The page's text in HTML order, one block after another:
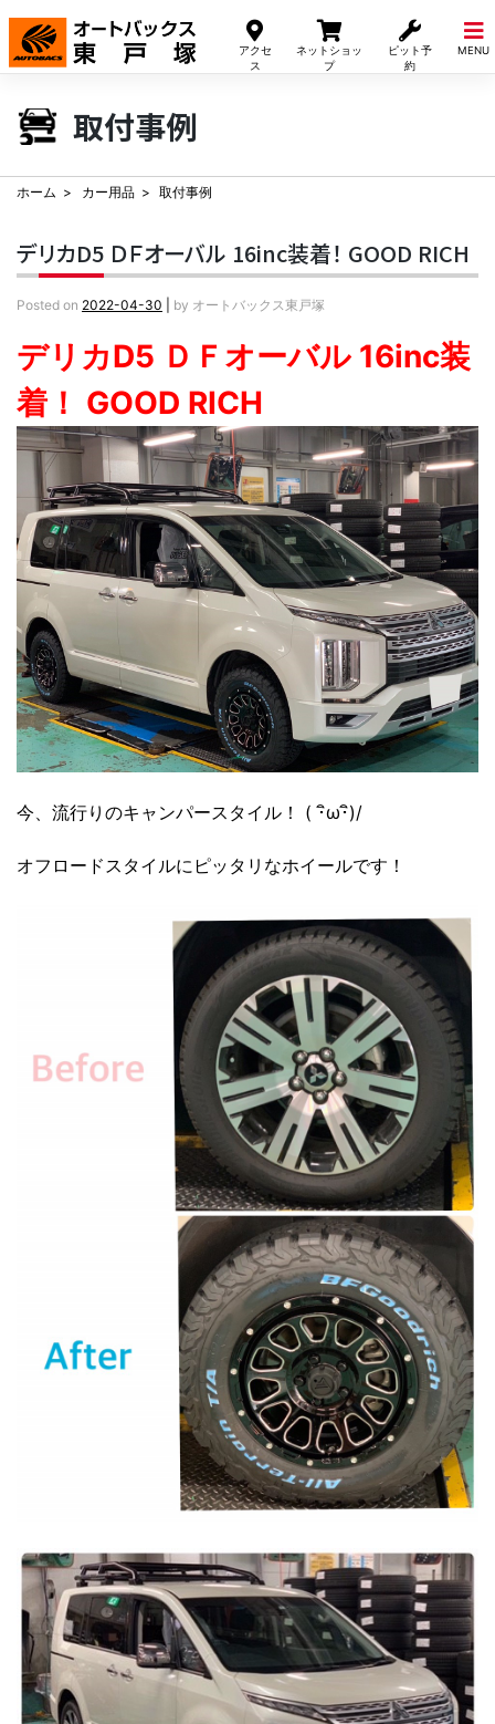
アクセ
ス
ネットショッ
プ
ピット予
約
MENU
Skip
content
取付事例
ホーム カー用品 取付事例
デリカD5 ＤＦオーバル 16inc装着！ GOOD RICH
Posted on 2022-04-30 by オートバックス東戸塚
デリカD5 ＤＦオーバル 16inc装
着！ GOOD RICH
今、流行りのキャンパースタイル！ ( ･ิω･ิ)/
オフロードスタイルにピッタリなホイールです！